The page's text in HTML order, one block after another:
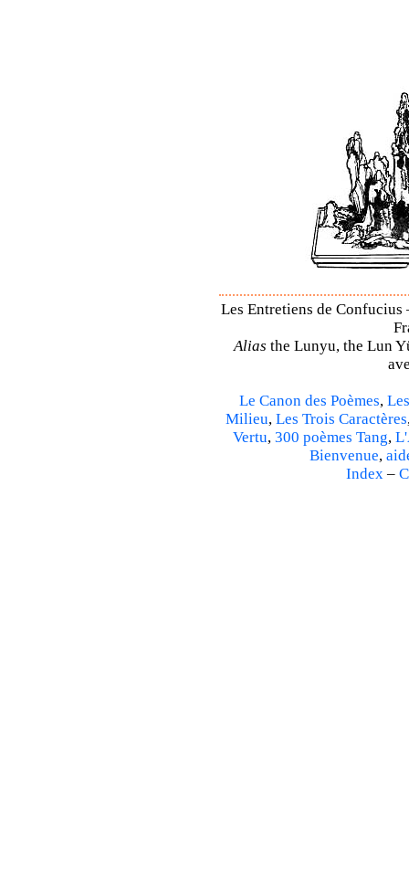
Les Entretiens de
Alias the Lunyu, the Lun
Le Canon des Poèmes,
Milieu, Les Trois Caractères
Vertu, 300 poèmes Tang,
Bienvenue,
Index –